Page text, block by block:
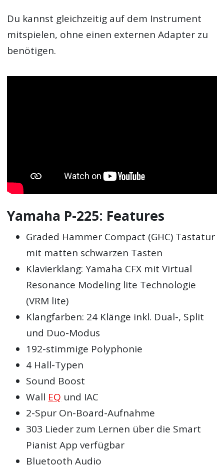
Du kannst gleichzeitig auf dem Instrument
mitspielen, ohne einen externen Adapter zu
benötigen.
Yamaha P-225: Features
Graded Hammer Compact (GHC) Tastatur
mit matten schwarzen Tasten
Klavierklang: Yamaha CFX mit Virtual
Resonance Modeling lite Technologie
(VRM lite)
Klangfarben: 24 Klänge inkl. Dual-, Split
und Duo-Modus
192-stimmige Polyphonie
4 Hall-Typen
Sound Boost
Wall EQ und IAC
2-Spur On-Board-Aufnahme
303 Lieder zum Lernen über die Smart
Pianist App verfügbar
Bluetooth Audio